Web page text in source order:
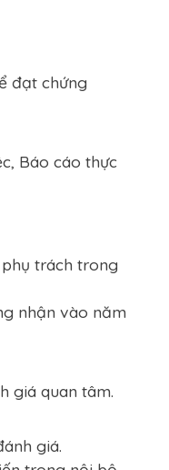
đạt chứng
Báo cáo thực
trách trong
nhận vào năm
giá quan tâm.
giá.